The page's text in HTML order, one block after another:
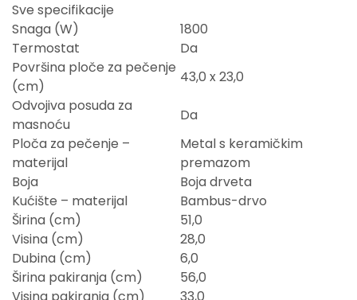
Sve specifikacije
Snaga (W)
1800
Termostat
Da
Površina ploče za pečenje
(cm)
43,0 x 23,0
Odvojiva posuda za
masnoću
Da
Ploča za pečenje –
materijal
Metal s keramičkim
premazom
Boja
Boja drveta
Kućište – materijal
Bambus-drvo
Širina (cm)
51,0
Visina (cm)
28,0
Dubina (cm)
6,0
Širina pakiranja (cm)
56,0